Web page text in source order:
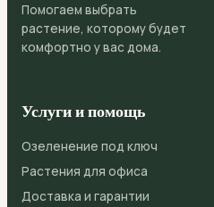
Помогаем выбрать
растение, которому будет
комфортно у вас дома.
Услуги и помощь
Озеленение под ключ
Растения для офиса
Доставка и гарантии